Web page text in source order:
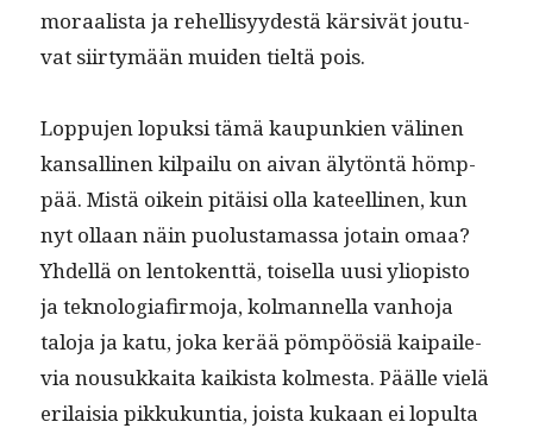
moraal­ista ja rehellisyy­destä kär­sivät joutu­
vat siir­tymään muiden tieltä pois.
Lop­pu­jen lopuk­si tämä kaupunkien väli­nen
kansalli­nen kil­pailu on aivan älytön­tä hömp­
pää. Mis­tä oikein pitäisi olla kateelli­nen, kun
nyt ollaan näin puo­lus­ta­mas­sa jotain omaa?
Yhdel­lä on lento­kent­tä, toisel­la uusi yliopis­to
ja teknolo­giafir­mo­ja, kol­man­nel­la van­ho­ja
talo­ja ja katu, joka kerää pöm­pöösiä kaipaile­
via nousukkai­ta kaik­ista kolmes­ta. Päälle vielä
eri­laisia pikkukun­tia, joista kukaan ei lop­ul­ta